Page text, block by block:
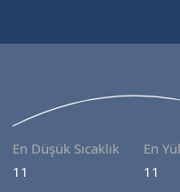
En Düşük Sıcaklık
11
En
11